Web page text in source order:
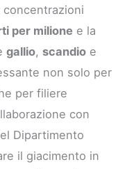
concentrazioni
per milione e la
gallio, scandio e
non solo per
per filiere
con
Dipartimento
il giacimento in